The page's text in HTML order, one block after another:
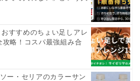
おすすめのちょい足しアレ
攻略！コスパ最強組み合
ー・セリアのカラーサン